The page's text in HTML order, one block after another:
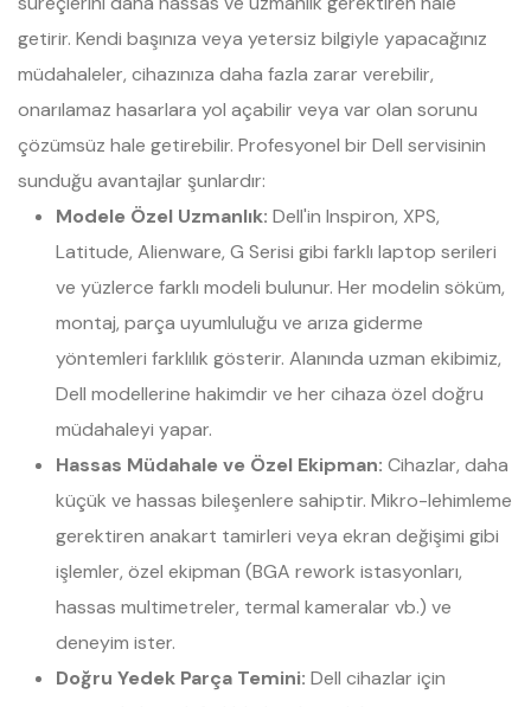
getirir. Kendi başınıza veya yetersiz bilgiyle yapacağınız
müdahaleler, cihazınıza daha fazla zarar verebilir,
onarılamaz hasarlara yol açabilir veya var olan sorunu
çözümsüz hale getirebilir. Profesyonel bir Dell servisinin
sunduğu avantajlar şunlardır:
Modele Özel Uzmanlık: Dell'in Inspiron, XPS,
Latitude, Alienware, G Serisi gibi farklı laptop serileri
ve yüzlerce farklı modeli bulunur. Her modelin söküm,
montaj, parça uyumluluğu ve arıza giderme
yöntemleri farklılık gösterir. Alanında uzman ekibimiz,
Dell modellerine hakimdir ve her cihaza özel doğru
müdahaleyi yapar.
Hassas Müdahale ve Özel Ekipman: Cihazlar, daha
küçük ve hassas bileşenlere sahiptir. Mikro-lehimleme
gerektiren anakart tamirleri veya ekran değişimi gibi
işlemler, özel ekipman (BGA rework istasyonları,
hassas multimetreler, termal kameralar vb.) ve
deneyim ister.
Doğru Yedek Parça Temini: Dell cihazlar için